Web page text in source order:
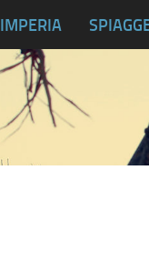
IMPERIA